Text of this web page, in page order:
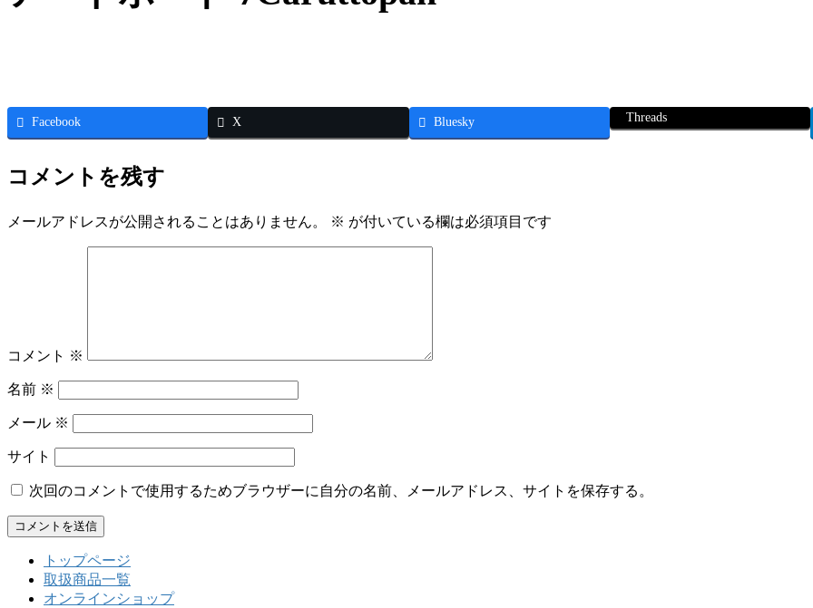
Facebook X Bluesky Threads
コメントを残す
メールアドレスが公開されることはありません。 ※ が付いている欄は必須項目です
コメント ※
名前 ※
メール ※
サイト
次回のコメントで使用するためブラウザーに自分の名前、メールアドレス、サイトを保存する。
トップページ
取扱商品一覧
オンラインショップ